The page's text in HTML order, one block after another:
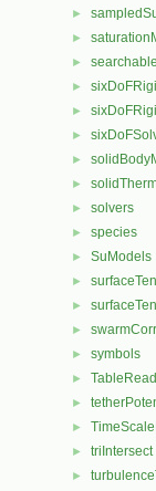
►
►
►
►
►
►
►
►
► solvers
► species
► SuModels
►
►
►
► symbols
►
►
►
► triIntersect
►